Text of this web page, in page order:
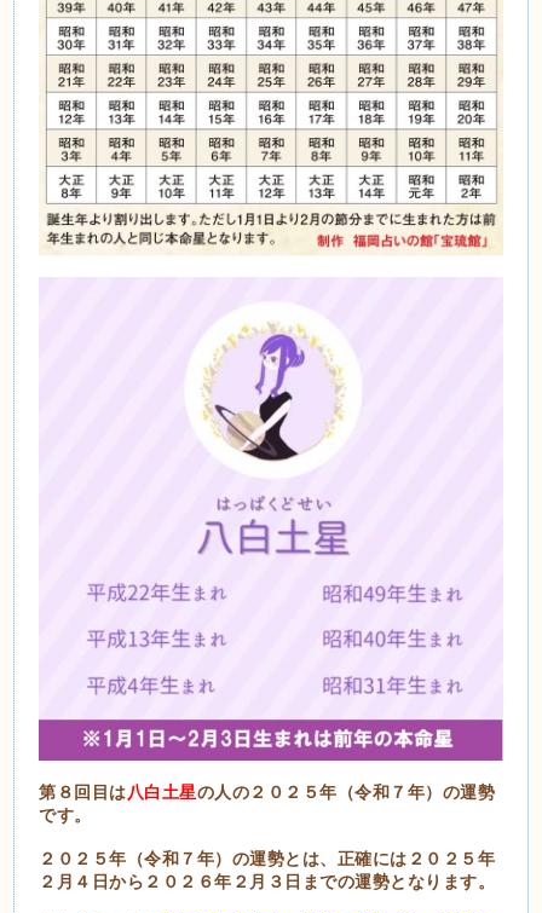
第８回目は八白土星の人の２０２５年（令和７年）の運勢
です。
２０２５年（令和７年）の運勢とは、正確には２０２５年
２月４日から２０２６年２月３日までの運勢となります。